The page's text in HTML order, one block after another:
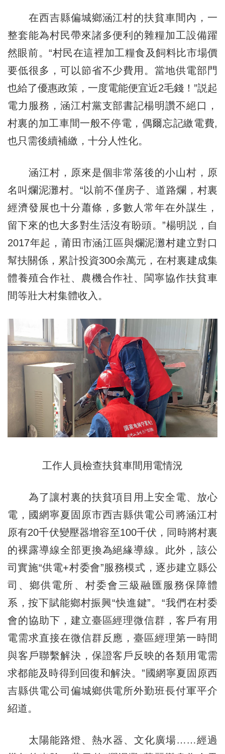
在西吉縣偏城鄉涵江村的扶貧車間內，一
整套能為村民帶來諸多便利的雜糧加工設備躍
然眼前。“村民在這裡加工糧食及飼料比市場價
要低很多，可以節省不少費用。當地供電部門
也給了優惠政策，一度電能便宜近2毛錢！”説起
電力服務，涵江村黨支部書記楊明讚不絕口，
村裏的加工車間一般不停電，偶爾忘記繳電費,
也只需後續補繳，十分人性化。
涵江村，原來是個非常落後的小山村，原
名叫爛泥灘村。“以前不僅房子、道路爛，村裏
經濟發展也十分蕭條，多數人常年在外謀生，
留下來的也大多對生活沒有盼頭。”楊明説，自
2017年起，莆田市涵江區與爛泥灘村建立對口
幫扶關係，累計投資300余萬元，在村裏建成集
體養殖合作社、農機合作社、閩寧協作扶貧車
間等壯大村集體收入。
工作人員檢查扶貧車間用電情況
為了讓村裏的扶貧項目用上安全電、放心
電，國網寧夏固原市西吉縣供電公司將涵江村
原有20千伏變壓器增容至100千伏，同時將村裏
的裸露導線全部更換為絕緣導線。此外，該公
司實施“供電+村委會”服務模式，逐步建立縣公
司、鄉供電所、村委會三級融匯服務保障體
系，按下賦能鄉村振興“快進鍵”。“我們在村委
會的協助下，建立臺區經理微信群，客戶有用
電需求直接在微信群反應，臺區經理第一時間
與客戶聯繫解決，保證客戶反映的各類用電需
求都能及時得到回復和解決。”國網寧夏固原西
吉縣供電公司偏城鄉供電所外勤班長付軍平介
紹道。
太陽能路燈、熱水器、文化廣場……經過